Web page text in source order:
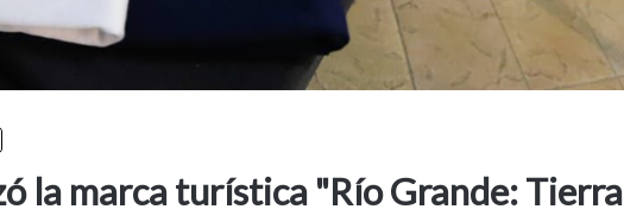
la marca turística "Río Grande: Tierra